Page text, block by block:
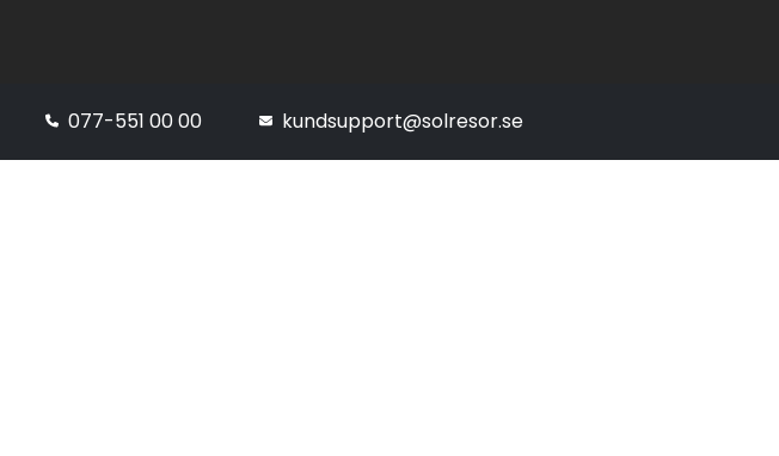
077-551 00 00 kundsupport@solresor.se